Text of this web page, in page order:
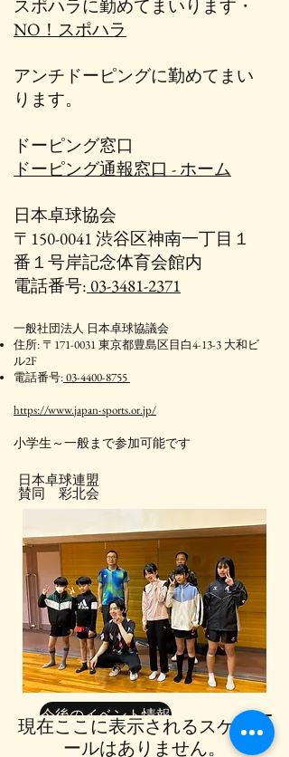
スポハラに勤めてまいります・
NO！スポハラ
アンチドーピングに勤めてまい
ります。
ドーピング窓口
ドーピング通報窓口 - ホーム
日本卓球協会
〒150-0041 渋谷区神南一丁目１
番１号岸記念体育会館内
電話番号: 03-3481-2371
一般社団法人 日本卓球協議会
住所: 〒171-0031 東京都豊島区目白4-13-3 大和ビ
ル2F
電話番号:03-4400-8755
https://www.japan-sports.or.jp/
​小学生～一般まで参加可能です
日本卓球連盟
賛同 彩北会
今後のイベント情報
現在ここに表示されるスケジュ
ールはありません。